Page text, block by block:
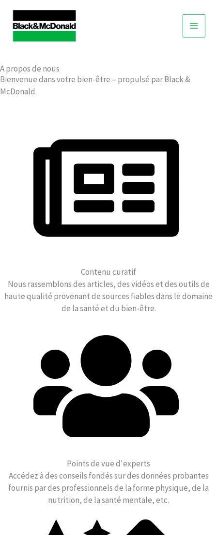
content
A propos de nous
Bienvenue dans votre bien-être – propulsé par Black &
McDonald.
Contenu curatif
Nous rassemblons des articles, des vidéos et des outils de
haute qualité provenant de sources fiables dans le domaine
de la santé et du bien-être.
Points de vue d'experts
Accédez à des conseils fondés sur des données probantes
fournis par des professionnels de la forme physique, de la
nutrition, de la santé mentale, etc.